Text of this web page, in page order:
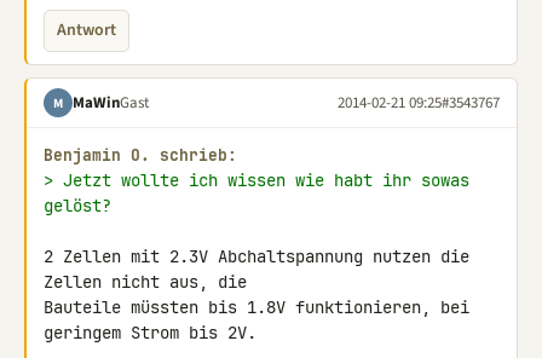
Antwort
M MaWinGast 2014-02-21 09:25#3543767
Benjamin O. schrieb:
> Jetzt wollte ich wissen wie habt ihr sowas
gelöst?
2 Zellen mit 2.3V Abchaltspannung nutzen die
Zellen nicht aus, die
Bauteile müssten bis 1.8V funktionieren, bei
geringem Strom bis 2V.